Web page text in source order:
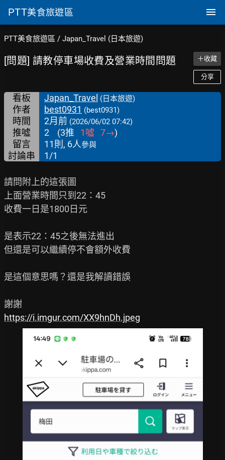
PTT美食旅遊區
PTT美食旅遊區 / Japan_Travel (日本旅遊)
[問題] 請教停車場收費及營業時間問題 ＋收藏
分享
看板 Japan_Travel (日本旅遊)
作者 best0931 (best0931)
時間 2月前 (2026/06/02 07:42)
推噓 2 (3推 1噓 7→)
留言
11則, 6人參與
討論串 1/1
請問附上的這張圖
上面營業時間只到22：45
收費一日是1800日元
是表示22：45之後無法進出
但還是可以繼續停不會額外收費
是這個意思嗎？還是我解讀錯誤
https://i.imgur.com/XX9hnDh.jpeg